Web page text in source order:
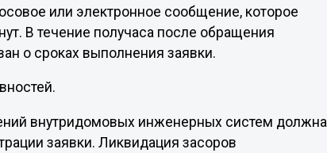
или электронное сообщение, которое
В течение получаса после обращения
о сроках выполнения заявки.
внутридомовых инженерных систем должна
заявки. Ликвидация засоров